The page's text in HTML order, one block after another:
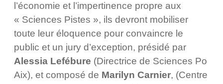
l’économie et l’impertinence propre aux
« Sciences Pistes », ils devront mobiliser
toute leur éloquence pour convaincre le
public et un jury d’exception, présidé par
Alessia Lefébure (Directrice de Sciences Po
Aix), et composé de Marilyn Carnier, (Centre